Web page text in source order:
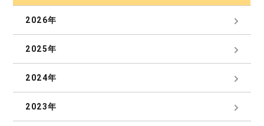
2026年
2025年
2024年
2023年